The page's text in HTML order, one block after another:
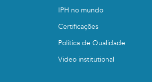
IPH no mundo
Certificações
Política de Qualidade
Video institutional